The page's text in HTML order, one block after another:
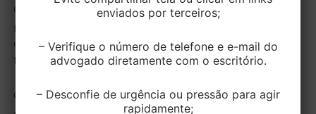
Os compradores recorreram, então, ao STJ, que deu
provimento ao seu recurso e determinou a cobertura
do seguro para os vícios de construção que somente
foram revelados depois de quitado o financiamento.
Como fundamento, a Ministra Relatora Nancy
enviados por terceiros;
– Verifique o número de telefone e e-mail do
advogado diretamente com o escritório.
– Desconfie de urgência ou pressão para agir
rapidamente;